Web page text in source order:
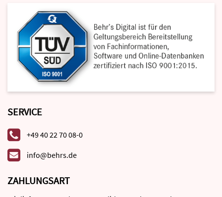
SERVICE
+49 40 22 70 08-0
info@behrs.de
ZAHLUNGSART